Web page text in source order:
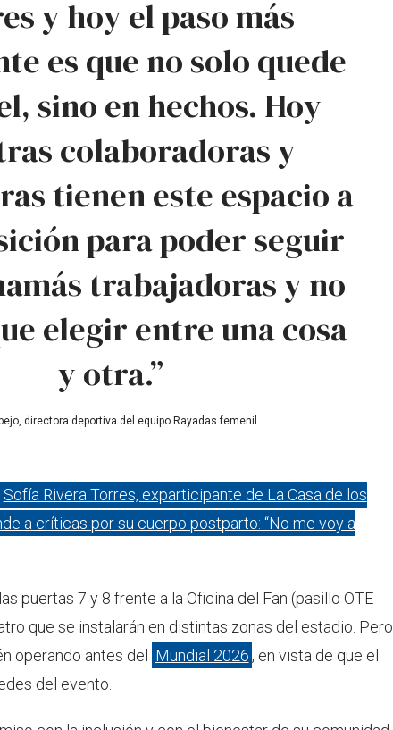
y hoy el paso más
es que no solo quede
sino en hechos. Hoy
colaboradoras y
tienen este espacio a
para poder seguir
trabajadoras y no
elegir entre una cosa
y otra.”
directora deportiva del equipo Rayadas femenil
Sofía Rivera Torres, exparticipante de La Casa de los
a críticas por su cuerpo postparto: “No me voy a
puertas 7 y 8 frente a la Oficina del Fan (pasillo OTE
que se instalarán en distintas zonas del estadio. Pero
operando antes del
Mundial 2026, en vista de que el
del evento.